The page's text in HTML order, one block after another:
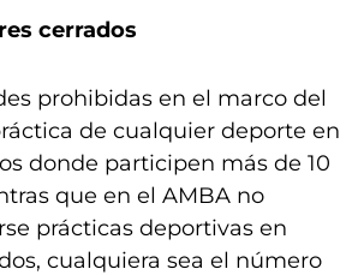
cerrados
prohibidas en el marco del
de cualquier deporte en
donde participen más de 10
que en el AMBA no
prácticas deportivas en
cualquiera sea el número